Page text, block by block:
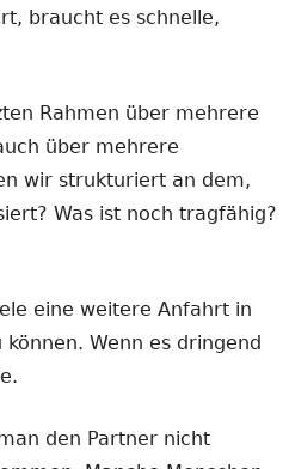
braucht es schnelle,
Rahmen über mehrere
über mehrere
wir strukturiert an dem,
Was ist noch tragfähig?
eine weitere Anfahrt in
Wenn es dringend
den Partner nicht